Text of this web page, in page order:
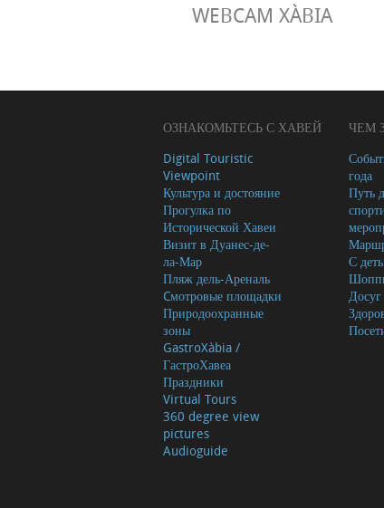
WEBCAM XÀBIA
ОЗНАКОМЬТЕСЬ С ХАВЕЙ
Digital Touristic
Viewpoint
Культура и достояние
Прогулка по
Исторической Хавеи
Визит в Дуанес-де-
ла-Мар
Пляж дель-Ареналь
Cмотровые площадки
Природоохранные
зоны
GastroXàbia /
ГастроХавеа
Праздники
Virtual Tours
360 degree view
pictures
Audioguide
ЧЕМ
года
Путь
С
Досуг